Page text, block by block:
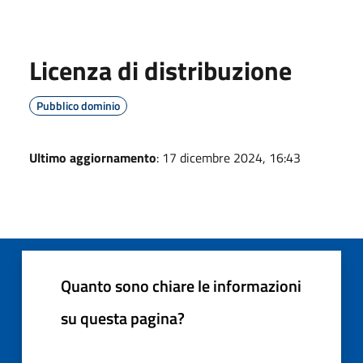
Licenza di distribuzione
Pubblico dominio
Ultimo aggiornamento: 17 dicembre 2024, 16:43
Quanto sono chiare le informazioni
su questa pagina?